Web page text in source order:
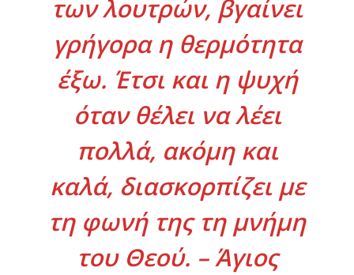
των λουτρών, βγαίνει
γρήγορα η θερμότητα
έξω. Έτσι και η ψυχή
όταν θέλει να λέει
πολλά, ακόμη και
καλά, διασκορπίζει με
τη φωνή της τη μνήμη
του Θεού. – Άγιος